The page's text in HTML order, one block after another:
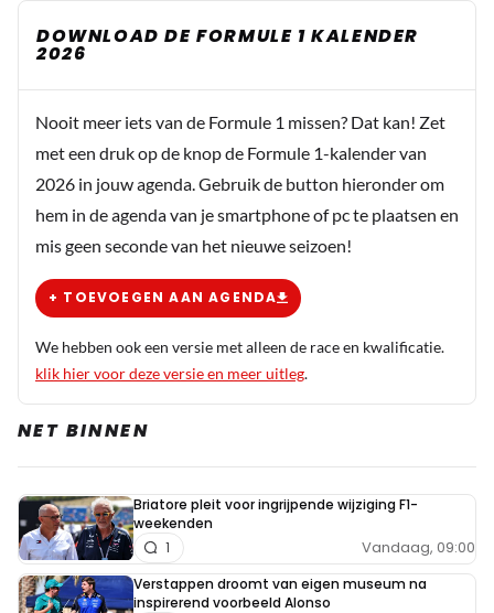
DOWNLOAD DE FORMULE 1 KALENDER
2026
Nooit meer iets van de Formule 1 missen? Dat kan! Zet
met een druk op de knop de Formule 1-kalender van
2026 in jouw agenda. Gebruik de button hieronder om
hem in de agenda van je smartphone of pc te plaatsen en
mis geen seconde van het nieuwe seizoen!
+ TOEVOEGEN AAN AGENDA
We hebben ook een versie met alleen de race en kwalificatie.
klik hier voor deze versie en meer uitleg.
NET BINNEN
Briatore pleit voor ingrijpende wijziging F1-
weekenden
Vandaag, 09:00
1
Verstappen droomt van eigen museum na
inspirerend voorbeeld Alonso